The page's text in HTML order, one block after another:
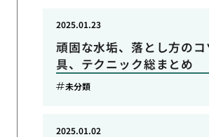
頑固な水垢、落とし方のコ
具、テクニック総まとめ
2025.01.23
未分類
2025.01.02